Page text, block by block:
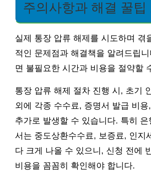
주의사항과 해결 꿀팁
실제 통장 압류 해제를 시도하며 겪
적인 문제점과 해결책을 알려드립
면 불필요한 시간과 비용을 절약할
통장 압류 해제 절차 진행 시, 초기
외에 각종 수수료, 증명서 발급 비용
추가로 발생할 수 있습니다. 특히 은
서는 중도상환수수료, 보증료, 인지
다 크게 나올 수 있으니, 신청 전에
비용을 꼼꼼히 확인해야 합니다.